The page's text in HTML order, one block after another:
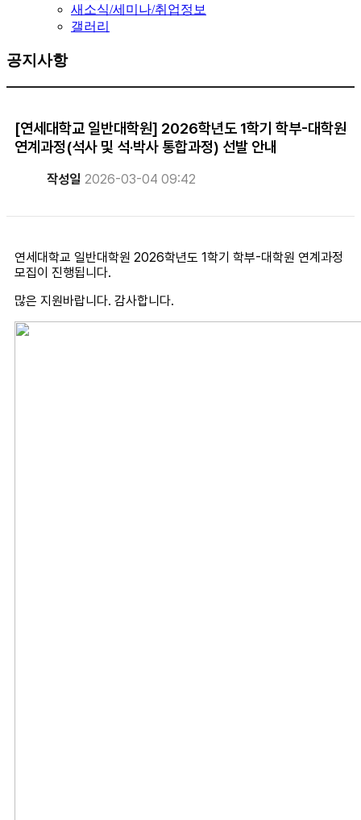
새소식/세미나/취업정보
갤러리
공지사항
[연세대학교 일반대학원] 2026학년도 1학기 학부-대학원
연계과정(석사 및 석·박사 통합과정) 선발 안내
작성일 2026-03-04 09:42
연세대학교 일반대학원 2026학년도 1학기 학부-대학원 연계과정
모집이 진행됩니다.
많은 지원바랍니다. 감사합니다.